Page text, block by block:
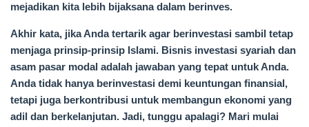
mejadikan kita lebih bijaksana dalam berinves.
Akhir kata, jika Anda tertarik agar berinvestasi sambil tetap
menjaga prinsip-prinsip Islami. Bisnis investasi syariah dan
asam pasar modal adalah jawaban yang tepat untuk Anda.
Anda tidak hanya berinvestasi demi keuntungan finansial,
tetapi juga berkontribusi untuk membangun ekonomi yang
adil dan berkelanjutan. Jadi, tunggu apalagi? Mari mulai